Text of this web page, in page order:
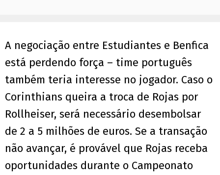
A negociação entre Estudiantes e Benfica
está perdendo força – time português
também teria interesse no jogador. Caso o
Corinthians queira a troca de Rojas por
Rollheiser, será necessário desembolsar
de 2 a 5 milhões de euros. Se a transação
não avançar, é provável que Rojas receba
oportunidades durante o Campeonato